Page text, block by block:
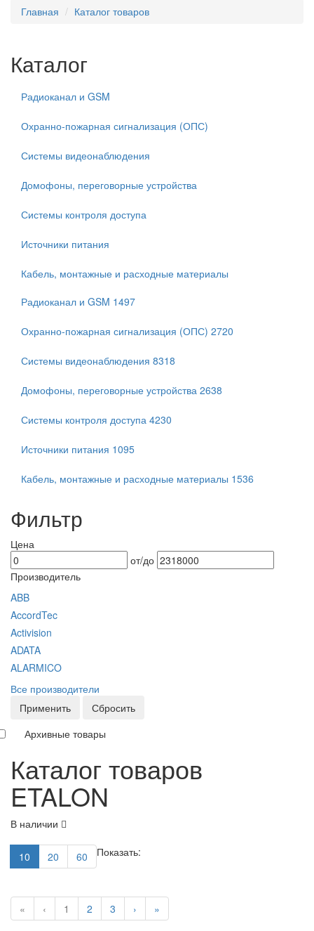
Главная
Каталог товаров
Каталог
Радиоканал и GSM
Охранно-пожарная сигнализация (ОПС)
Системы видеонаблюдения
Домофоны, переговорные устройства
Системы контроля доступа
Источники питания
Кабель, монтажные и расходные материалы
Радиоканал и GSM 1497
Охранно-пожарная сигнализация (ОПС) 2720
Системы видеонаблюдения 8318
Домофоны, переговорные устройства 2638
Системы контроля доступа 4230
Источники питания 1095
Кабель, монтажные и расходные материалы 1536
Фильтр
Цена
от/до
Производитель
ABB
AccordTec
Activision
ADATA
ALARMICO
Все производители
Применить
Сбросить
Архивные товары
Каталог товаров
ETALON
В наличии
Показать:
10 20 60
« ‹ 1 2 3 › »